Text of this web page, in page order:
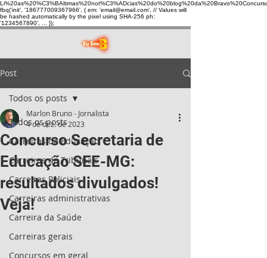
fbq('init', '186777009367966', { em: 'email@email.com', // Values will
be hashed automatically by the pixel using SHA-256 ph:
'1234567890', ... });
Post
Todos os posts
Carreiras da Educação
Carreiras de Tribunais
Carreiras Policiais
Carreiras administrativas
Carreira da Saúde
Carreiras gerais
Concursos em geral
Todos os posts
Concurso Secretaria de
Educação SEE-MG:
resultados divulgados!
Veja!
Marlon Bruno - Jornalista
4 de dez. de 2023